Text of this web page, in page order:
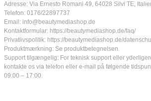
Adresse: Via Ernesto Romani 49, 64028 Silvi TE,
Telefon: 0176/22897737
Email: info@beautymediashop.de
Kontaktformular: https://beautymediashop.de/faq/
Privatlivspolitik: https://beautymediashop.de/
Produktmærkning: Se produktbetegnelsen.
Support tilgængelig: For teknisk support eller
kontakte os via telefon eller e-mail på følgende
09:00 – 17:00.